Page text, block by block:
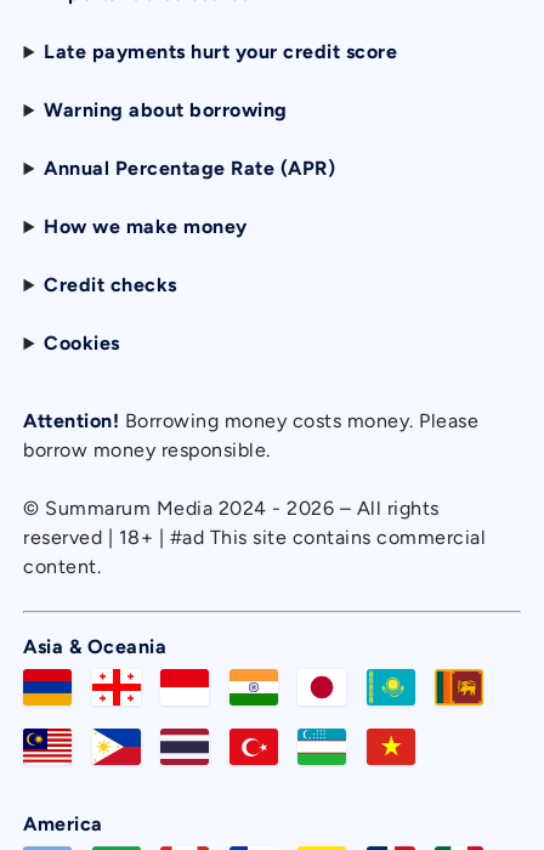
Late payments hurt your credit score
Warning about borrowing
Annual Percentage Rate (APR)
How we make money
Credit checks
Cookies
Attention! Borrowing money costs money. Please
borrow money responsible.
© Summarum Media 2024 - 2026 – All rights
reserved | 18+ | #ad This site contains commercial
content.
Asia & Oceania
America